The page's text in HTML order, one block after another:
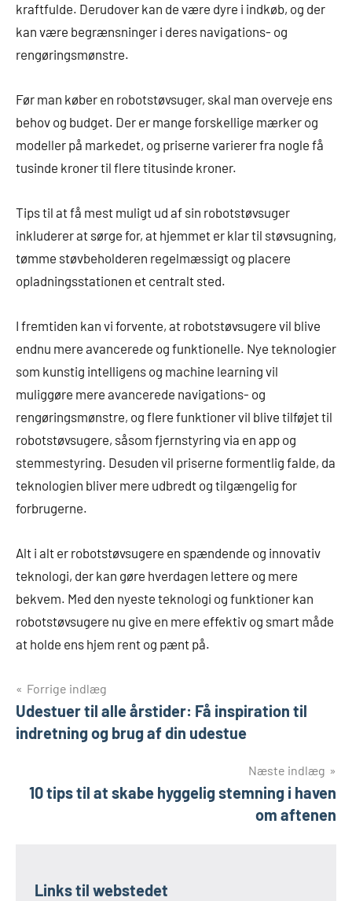
kraftfulde. Derudover kan de være dyre i indkøb, og der
kan være begrænsninger i deres navigations- og
rengøringsmønstre.
Før man køber en robotstøvsuger, skal man overveje ens
behov og budget. Der er mange forskellige mærker og
modeller på markedet, og priserne varierer fra nogle få
tusinde kroner til flere titusinde kroner.
Tips til at få mest muligt ud af sin robotstøvsuger
inkluderer at sørge for, at hjemmet er klar til støvsugning,
tømme støvbeholderen regelmæssigt og placere
opladningsstationen et centralt sted.
I fremtiden kan vi forvente, at robotstøvsugere vil blive
endnu mere avancerede og funktionelle. Nye teknologier
som kunstig intelligens og machine learning vil
muliggøre mere avancerede navigations- og
rengøringsmønstre, og flere funktioner vil blive tilføjet til
robotstøvsugere, såsom fjernstyring via en app og
stemmestyring. Desuden vil priserne formentlig falde, da
teknologien bliver mere udbredt og tilgængelig for
forbrugerne.
Alt i alt er robotstøvsugere en spændende og innovativ
teknologi, der kan gøre hverdagen lettere og mere
bekvem. Med den nyeste teknologi og funktioner kan
robotstøvsugere nu give en mere effektiv og smart måde
at holde ens hjem rent og pænt på.
Indlægsnavigation
Forrige indlæg
Udestuer til alle årstider: Få inspiration til
indretning og brug af din udestue
Næste indlæg
10 tips til at skabe hyggelig stemning i haven
om aftenen
Links til webstedet